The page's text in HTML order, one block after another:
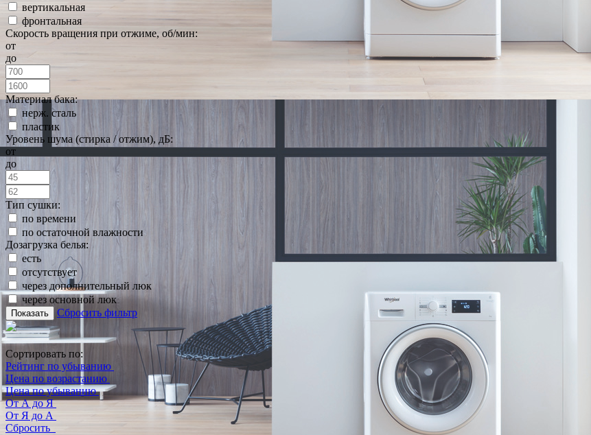
вертикальная
фронтальная
Скорость вращения при отжиме, об/мин:
от
до
Материал бака:
нерж. сталь
пластик
Уровень шума (стирка / отжим), дБ:
от
до
Тип сушки:
по времени
по остаточной влажности
Дозагрузка белья:
есть
отсутствует
через дополнительный люк
через основной люк
Показать Сбросить фильтр
Сортировать по:
Рейтинг по убыванию
Цена по возрастанию
Цена по убыванию
От А до Я
От Я до А
Сбросить